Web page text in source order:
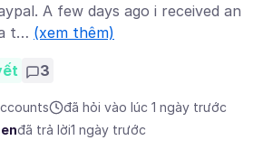
A few days ago i received an
t… (xem thêm)
3
đã hỏi vào lúc 1 ngày trước
đã trả lời1 ngày trước